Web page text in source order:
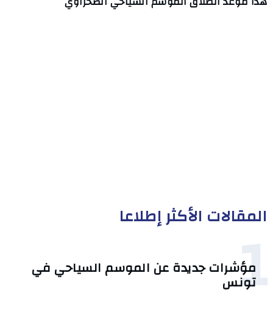
المقالات الأكثر إطلاعا
1
مؤشرات جديدة عن الموسم السياحي في
تونس